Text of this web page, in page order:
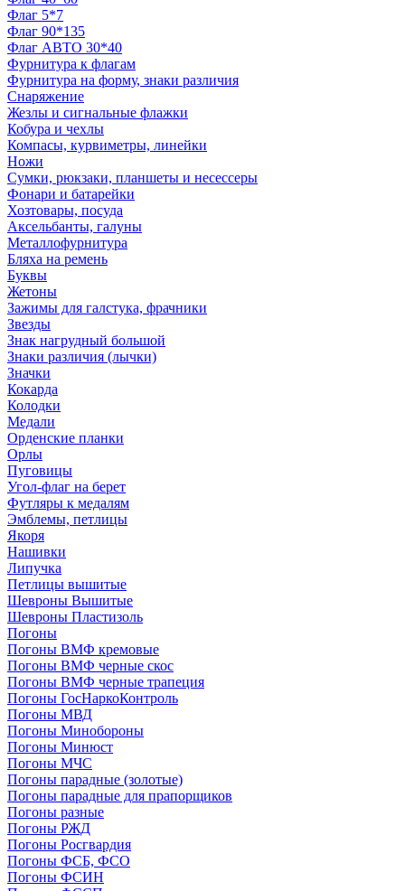
Флаг 5*7
Флаг 90*135
Флаг АВТО 30*40
Фурнитура к флагам
Фурнитура на форму, знаки различия
Снаряжение
Жезлы и сигнальные флажки
Кобура и чехлы
Компасы, курвиметры, линейки
Ножи
Сумки, рюкзаки, планшеты и несессеры
Фонари и батарейки
Хозтовары, посуда
Аксельбанты, галуны
Металлофурнитура
Бляха на ремень
Буквы
Жетоны
Зажимы для галстука, фрачники
Звезды
Знак нагрудный большой
Знаки различия (лычки)
Значки
Кокарда
Колодки
Медали
Орденские планки
Орлы
Пуговицы
Угол-флаг на берет
Футляры к медалям
Эмблемы, петлицы
Якоря
Нашивки
Липучка
Петлицы вышитые
Шевроны Вышитые
Шевроны Пластизоль
Погоны
Погоны ВМФ кремовые
Погоны ВМФ черные скос
Погоны ВМФ черные трапеция
Погоны ГосНаркоКонтроль
Погоны МВД
Погоны Минобороны
Погоны Минюст
Погоны МЧС
Погоны парадные (золотые)
Погоны парадные для прапорщиков
Погоны разные
Погоны РЖД
Погоны Росгвардия
Погоны ФСБ, ФСО
Погоны ФСИН